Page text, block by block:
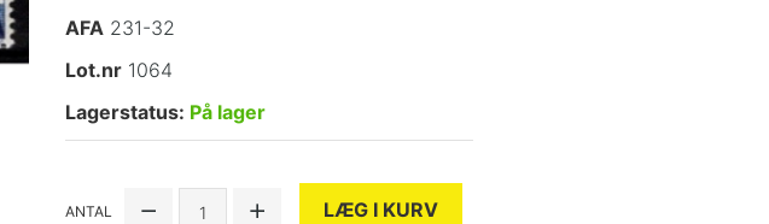
AFA 231-32
Lot.nr 1064
Lagerstatus: På lager
ANTAL LÆG I KURV